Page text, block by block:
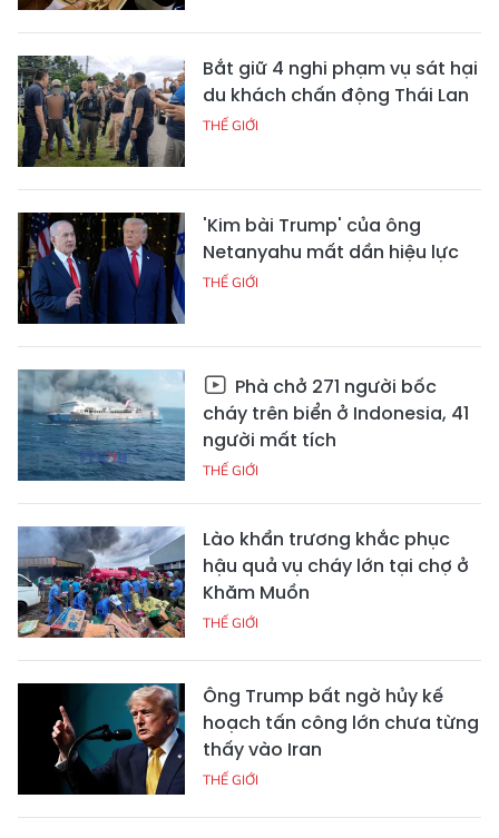
Bắt giữ 4 nghi phạm vụ sát hại
du khách chấn động Thái Lan
THẾ GIỚI
'Kim bài Trump' của ông
Netanyahu mất dần hiệu lực
THẾ GIỚI
Phà chở 271 người bốc
cháy trên biển ở Indonesia, 41
người mất tích
THẾ GIỚI
Lào khẩn trương khắc phục
hậu quả vụ cháy lớn tại chợ ở
Khăm Muồn
THẾ GIỚI
Ông Trump bất ngờ hủy kế
hoạch tấn công lớn chưa từng
thấy vào Iran
THẾ GIỚI